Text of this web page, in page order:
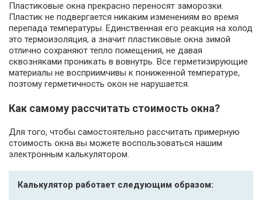
Пластиковые окна прекрасно переносят заморозки.
Пластик не подвергается никаким изменениям во время
перепада температуры. Единственная его реакция на холод
это термоизоляция, а значит пластиковые окна зимой
отлично сохраняют тепло помещения, не давая
сквозняками проникать в вовнутрь. Все герметизирующие
материалы не восприимчивы к пониженной температуре,
поэтому герметичность окон не нарушается.
Как самому рассчитать стоимость окна?
Для того, чтобы самостоятельно рассчитать примерную
стоимость окна вы можете воспользоваться нашим
электронным калькулятором.
Калькулятор работает следующим образом: